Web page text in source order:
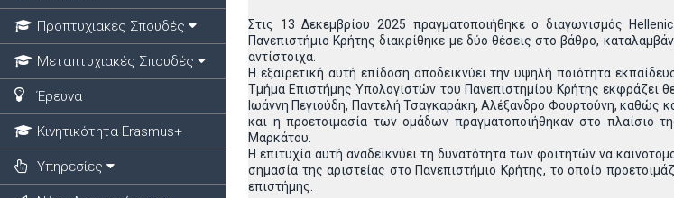
Προπτυχιακές Σπουδές
Μεταπτυχιακές Σπουδές
Έρευνα
Κινητικότητα Erasmus+
Υπηρεσίες
Στις 13 Δεκεμβρίου 2025 πραγματοποιήθηκε ο διαγωνισμός
Πανεπιστήμιο Κρήτης διακρίθηκε με δύο θέσεις στο βάθρο,
αντίστοιχα.
Η εξαιρετική αυτή επίδοση αποδεικνύει την υψηλή ποιότητα
Τμήμα Επιστήμης Υπολογιστών του Πανεπιστημίου Κρήτης εκφράζει
Ιωάννη Πεγιούδη, Παντελή Τσαγκαράκη, Αλέξανδρο Φουρτούνη, καθώς
και η προετοιμασία των ομάδων πραγματοποιήθηκαν στο πλαίσιο
Μαρκάτου.
Η επιτυχία αυτή αναδεικνύει τη δυνατότητα των φοιτητών να
σημασία της αριστείας στο Πανεπιστήμιο Κρήτης, το οποίο
επιστήμης.